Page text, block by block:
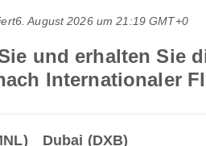
6. August 2026 um 21:19 GMT+0
und erhalten Sie
Internationaler
Dubai (DXB)